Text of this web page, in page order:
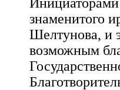
знаменитого
Шелтунова, и
возможным